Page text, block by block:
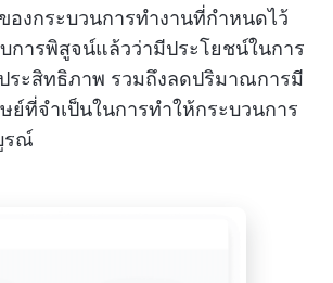
งกระบวนการทำงานที่กำหนดไว้
การพิสูจน์แล้วว่ามีประโยชน์ในการ
ระสิทธิภาพ รวมถึงลดปริมาณการมี
ย์ที่จำเป็นในการทำให้กระบวนการ
รณ์